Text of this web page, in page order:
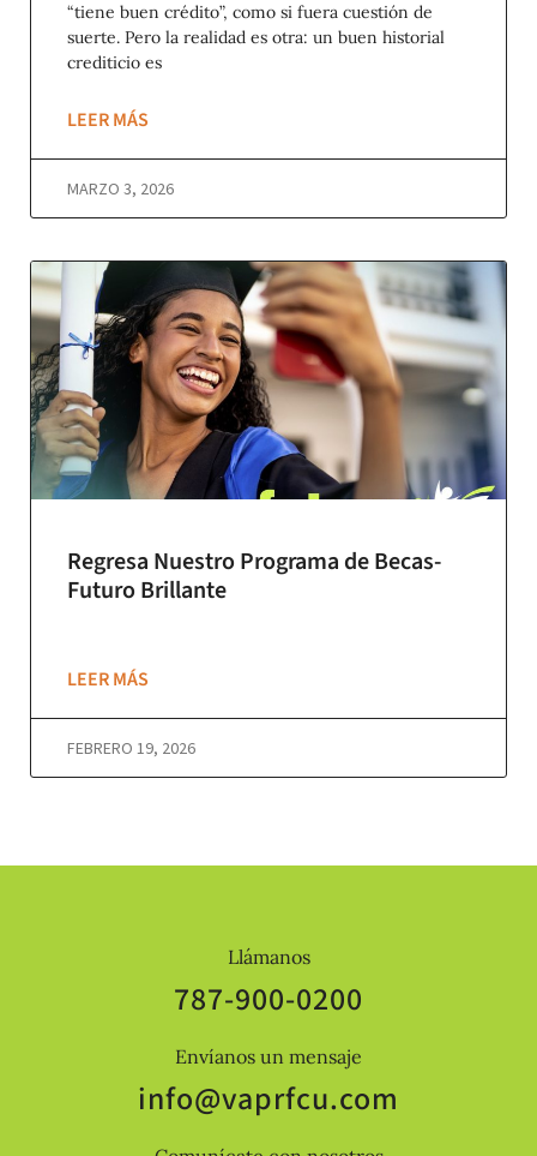
“tiene buen crédito”, como si fuera cuestión de
suerte. Pero la realidad es otra: un buen historial
crediticio es
LEER MÁS
MARZO 3, 2026
Regresa Nuestro Programa de Becas-
Futuro Brillante
LEER MÁS
FEBRERO 19, 2026
Llámanos
787-900-0200
Envíanos un mensaje
info@vaprfcu.com